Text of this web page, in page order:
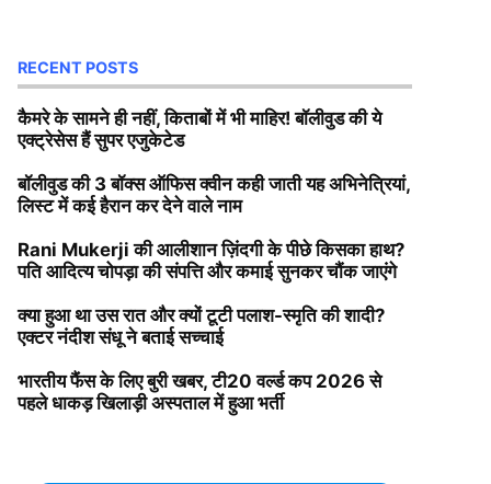
RECENT POSTS
कैमरे के सामने ही नहीं, किताबों में भी माहिर! बॉलीवुड की ये
एक्ट्रेसेस हैं सुपर एजुकेटेड
बॉलीवुड की 3 बॉक्स ऑफिस क्वीन कही जाती यह अभिनेत्रियां,
लिस्ट में कई हैरान कर देने वाले नाम
Rani Mukerji की आलीशान ज़िंदगी के पीछे किसका हाथ?
पति आदित्य चोपड़ा की संपत्ति और कमाई सुनकर चौंक जाएंगे
क्या हुआ था उस रात और क्यों टूटी पलाश-स्मृति की शादी?
एक्टर नंदीश संधू ने बताई सच्चाई
भारतीय फैंस के लिए बुरी खबर, टी20 वर्ल्ड कप 2026 से
पहले धाकड़ खिलाड़ी अस्पताल में हुआ भर्ती